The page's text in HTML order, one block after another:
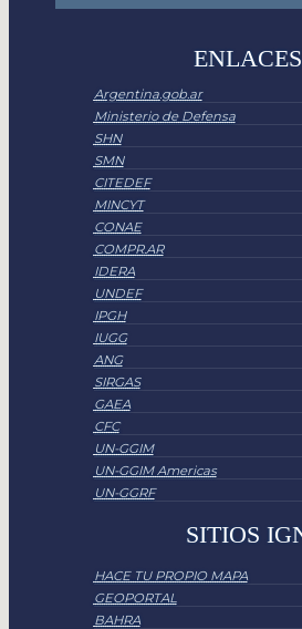
ENLACES
Argentina.gob.ar
Ministerio de Defensa
SHN
SMN
CITEDEF
MINCYT
CONAE
COMPR.AR
IDERA
UNDEF
IPGH
IUGG
ANG
SIRGAS
GAEA
CFC
UN-GGIM
UN-GGIM Americas
UN-GGRF
SITIOS
HACE TU PROPIO MAPA
GEOPORTAL
BAHRA